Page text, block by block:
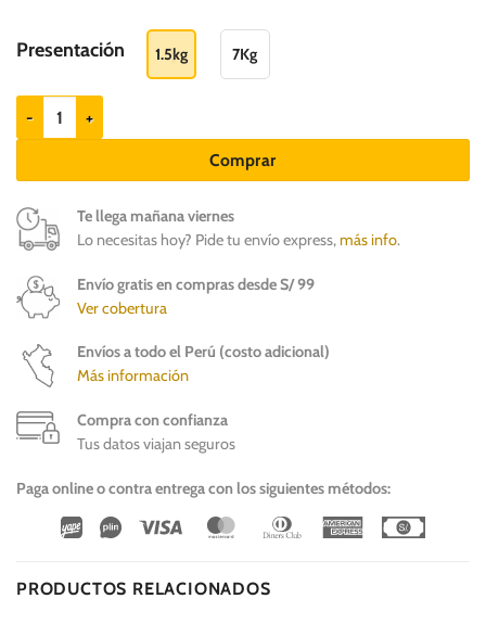
Presentación 1.5kg 7Kg
Fórmula Natural Vet Care Renal - Gatos adultos cuidado renal cantidad
Comprar
Te llega mañana viernes
Lo necesitas hoy? Pide tu envío express,más info.
Envío gratis en compras desde S/ 99
Ver cobertura
Envíos a todo el Perú (costo adicional)
Más información
Compra con confianza
Tus datos viajan seguros
Paga online o contra entrega con los siguientes métodos:
Wirecard
Vipps Visa MasterCardDinners
American
PRODUCTOS RELACIONADOS